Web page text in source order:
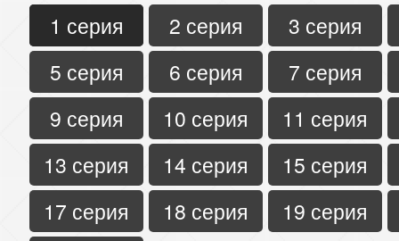
1 серия 2 серия
3 серия
5 серия
6 серия
7 серия
9 серия
10 серия
11 серия
13 серия
14 серия
15 серия
17 серия
18 серия
19 серия